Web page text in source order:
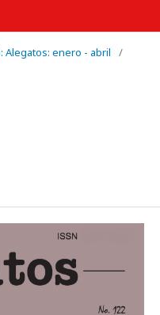
Alegatos: enero - abril
/